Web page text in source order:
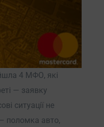
4 МФО, які
— заявку
ситуації не
поломка авто,